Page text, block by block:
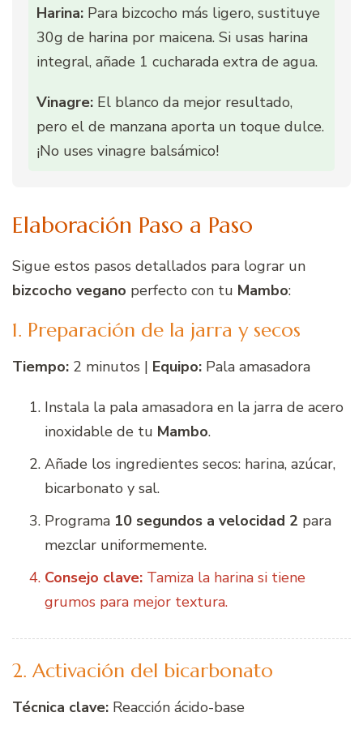
Harina: Para bizcocho más ligero, sustituye
30g de harina por maicena. Si usas harina
integral, añade 1 cucharada extra de agua.
Vinagre: El blanco da mejor resultado,
pero el de manzana aporta un toque dulce.
¡No uses vinagre balsámico!
Elaboración Paso a Paso
Sigue estos pasos detallados para lograr un
bizcocho vegano perfecto con tu Mambo:
1. Preparación de la jarra y secos
Tiempo: 2 minutos | Equipo: Pala amasadora
Instala la pala amasadora en la jarra de acero
inoxidable de tu Mambo.
Añade los ingredientes secos: harina, azúcar,
bicarbonato y sal.
Programa 10 segundos a velocidad 2 para
mezclar uniformemente.
Consejo clave: Tamiza la harina si tiene
grumos para mejor textura.
2. Activación del bicarbonato
Técnica clave: Reacción ácido-base